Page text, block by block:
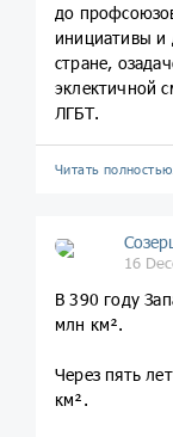
до
инициативы и
стране,
эклектичной
ЛГБТ.
Читать
16
В 390 году
млн км².
Через пять
км².